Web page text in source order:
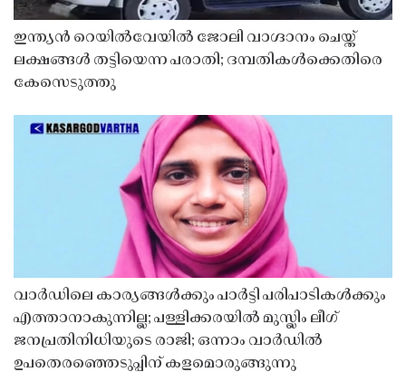
ഇന്ത്യൻ റെയിൽവേയിൽ ജോലി വാഗ്ദാനം ചെയ്ത്
ലക്ഷങ്ങൾ തട്ടിയെന്ന പരാതി; ദമ്പതികൾക്കെതിരെ
കേസെടുത്തു
വാർഡിലെ കാര്യങ്ങൾക്കും പാർട്ടി പരിപാടികൾക്കും
എത്താനാകുന്നില്ല; പള്ളിക്കരയിൽ മുസ്ലിം ലീഗ്
ജനപ്രതിനിധിയുടെ രാജി; ഒന്നാം വാർഡിൽ
ഉപതെരഞ്ഞെടുപ്പിന് കളമൊരുങ്ങുന്നു